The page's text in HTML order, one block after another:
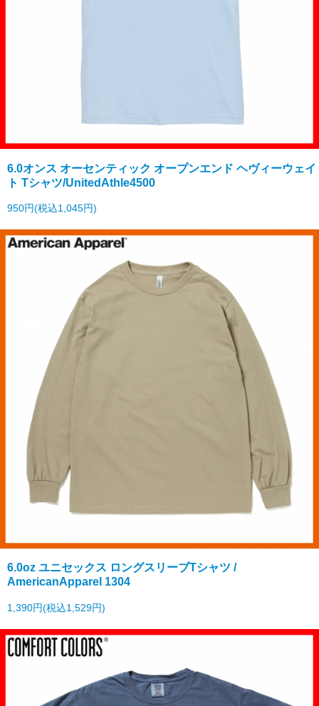
6.0オンス オーセンティック オープンエンド ヘヴィーウェイ
ト Tシャツ/UnitedAthle4500
950円(税込1,045円)
6.0oz ユニセックス ロングスリーブTシャツ /
AmericanApparel 1304
1,390円(税込1,529円)